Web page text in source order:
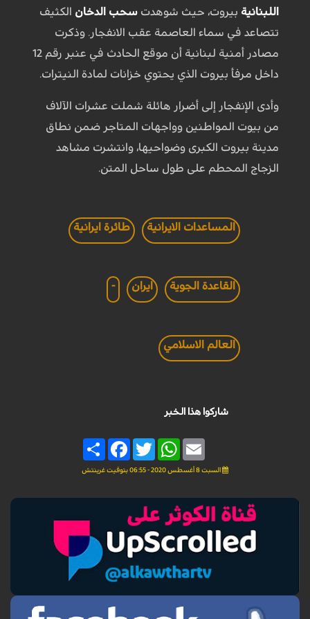
اللبنانية بيروت، حيث شوهدت سحب الدخان الكثيف
تتصاعد في سماء العاصمة عقب الانفجار. وذكرت
مصادر أمنية لبنانية أن موقع الحادث في عنبر رقم 12
داخل مرفأ بيروت الذي يحتوي خزانات لمادة النيترات.
وأدى الإنفجار إلى أضرار هائلة شملت عشرات الآلاف
من بيوت المواطنين وواجهات المتاجر ضمن نطاق
مدينة بيروت الكبرى وضواحيها، وانتشرت مشاهد
الزجاج المحطم على طول ساحل المتن.
المساعدات الايرانية طائرة ايرانية
القاعدة الجوية ايران -
العالم الاسلامي
شاركوا هذا الخبر
Share
FacebookTwitter
WhatsAppEmail
السبت 8 أغسطس 2020 - 06:55 بتوقيت غرينتش